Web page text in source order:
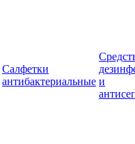
Салфетки
антибактериальные и